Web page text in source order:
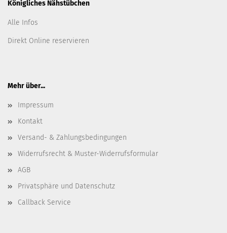
Königliches Nähstübchen
Alle Infos
Direkt Online reservieren
Mehr über...
Impressum
Kontakt
Versand- & Zahlungsbedingungen
Widerrufsrecht & Muster-Widerrufsformular
AGB
Privatsphäre und Datenschutz
Callback Service